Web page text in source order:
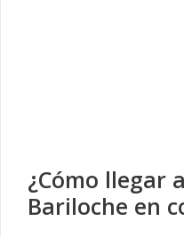
¿Cómo llegar
Bariloche en